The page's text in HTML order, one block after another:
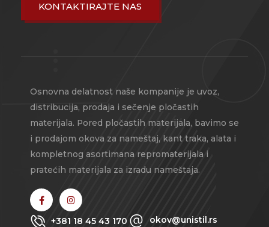
KONTAKTIRAJTE NAS
Osnovna delatnost naše kompanije je uvoz,
distribucija, prodaja i sečenje pločastih
materijala. Pored pločastih materijala, bavimo se
i prodajom okova za nameštaj, kant traka, alata i
kompletnog asortimana repromaterijala i
pratećih materijala za izradu nameštaja.
+381 18 45 43 170 okov@unistil.rs